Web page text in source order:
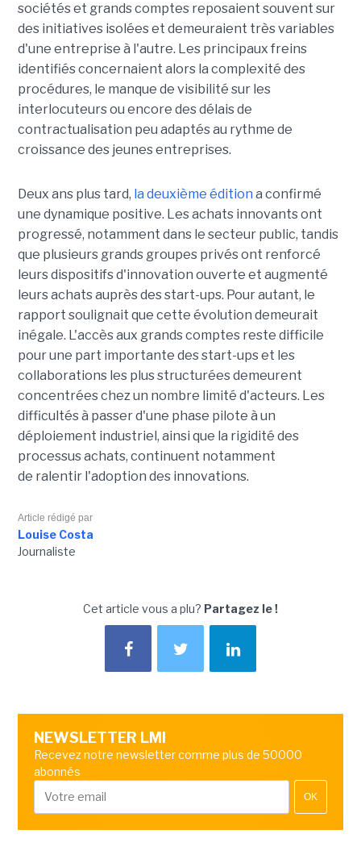
sociétés et grands comptes reposaient souvent sur
des initiatives isolées et demeuraient très variables
d'une entreprise à l'autre. Les principaux freins
identifiés concernaient alors la complexité des
procédures, le manque de visibilité sur les
interlocuteurs ou encore des délais de
contractualisation peu adaptés au rythme de
croissance des jeunes entreprises.
Deux ans plus tard, la deuxième édition a confirmé
une dynamique positive. Les achats innovants ont
progressé, notamment dans le secteur public, tandis
que plusieurs grands groupes privés ont renforcé
leurs dispositifs d'innovation ouverte et augmenté
leurs achats auprès des start-ups. Pour autant, le
rapport soulignait que cette évolution demeurait
inégale. L'accès aux grands comptes reste difficile
pour une part importante des start-ups et les
collaborations les plus structurées demeurent
concentrées chez un nombre limité d'acteurs. Les
difficultés à passer d'une phase pilote à un
déploiement industriel, ainsi que la rigidité des
processus achats, continuent notamment
de ralentir l'adoption des innovations.
Article rédigé par
Louise Costa
Journaliste
Cet article vous a plu? Partagez le !
NEWSLETTER LMI
Recevez notre newsletter comme plus de 50000
abonnés
OK